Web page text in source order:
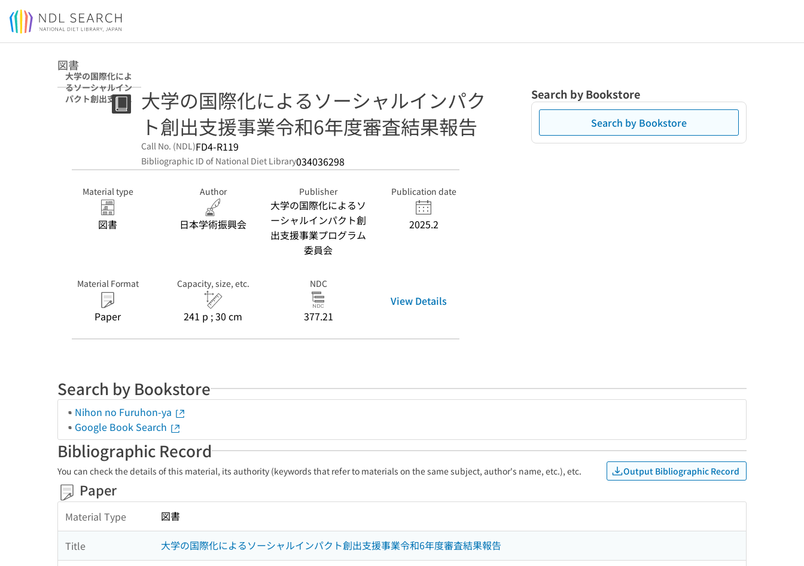
Jump to main content
図書
大学の国際化によ
るソーシャルイン
パクト創出支援事
業令和6年度審査
大学の国際化によるソーシャルインパク
ト創出支援事業令和6年度審査結果報告
Call No. (NDL)FD4-R119
Bibliographic ID of National Diet Library034036298
Material type
図書
Author
日本学術振興会
Publisher
大学の国際化によるソ
ーシャルインパクト創
出支援事業プログラム
委員会
Publication date
2025.2
Material Format
Paper
Capacity, size, etc.
241 p ; 30 cm
NDC
377.21
View Details
Search by Bookstore
Search by Bookstore
Search by Bookstore
Nihon no Furuhon-ya
Google Book Search
Bibliographic Record
You can check the details of this material, its authority (keywords that refer to materials on the same subject, author's name, etc.), etc. Output Bibliographic Record
Paper
Material Type 図書
Title 大学の国際化によるソーシャルインパクト創出支援事業令和6年度審査結果報告